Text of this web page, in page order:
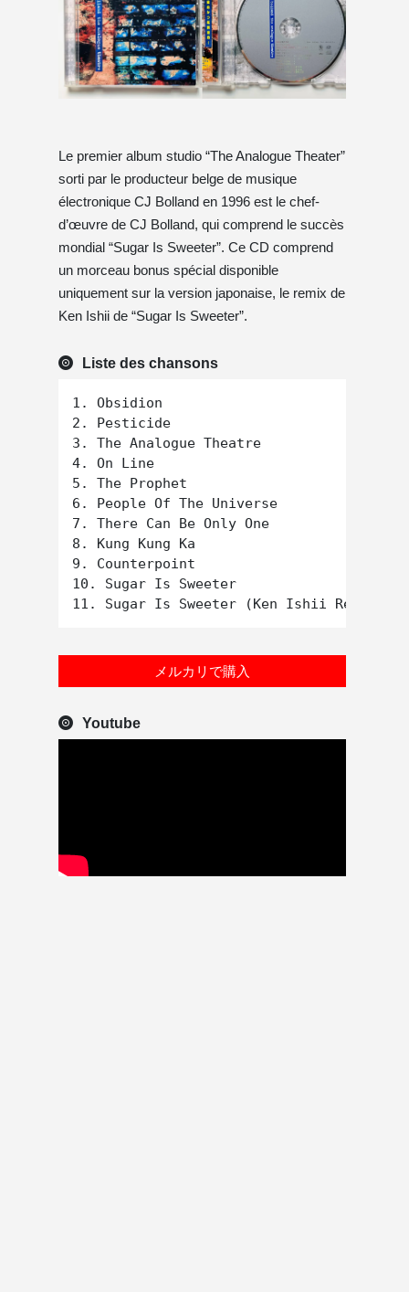
Le premier album studio “The Analogue Theater”
sorti par le producteur belge de musique
électronique CJ Bolland en 1996 est le chef-
d’œuvre de CJ Bolland, qui comprend le succès
mondial “Sugar Is Sweeter”. Ce CD comprend
un morceau bonus spécial disponible
uniquement sur la version japonaise, le remix de
Ken Ishii de “Sugar Is Sweeter”.
Liste des chansons
1. Obsidion
2. Pesticide
3. The Analogue Theatre
4. On Line
5. The Prophet
6. People Of The Universe
7. There Can Be Only One
8. Kung Kung Ka
9. Counterpoint
10. Sugar Is Sweeter
メルカリで購入
Youtube